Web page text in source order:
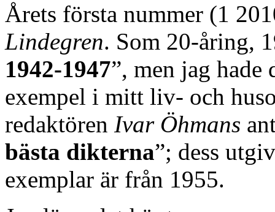
Årets första nummer (1
Lindegren. Som 20-åring,
1942-1947”, men jag
exempel i mitt liv- och
redaktören Ivar Öhmans
bästa dikterna”; dess
exemplar är från 1955.